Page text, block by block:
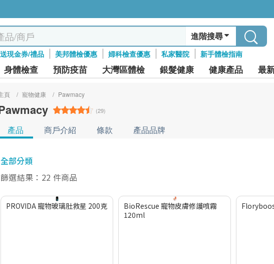
進階搜尋
現金券/禮品 美邦體檢優惠 婦科檢查優惠 私家醫院 新手體檢指南
身體檢查 預防疫苗 大灣區體檢 銀髮健康 健康產品 最
頁 / 寵物健康 / Pawmacy
(29)
產品 商戶介紹 條款 產品品牌
全部分類
篩選結果：22 件商品
PROVIDA 寵物玻璃肚救星 200克
BioRescue 寵物皮膚修護噴霧
120ml